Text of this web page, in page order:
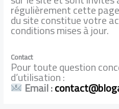
régulièrement cette
du site constitue votre
conditions mises à jour.
Contact
Pour toute question
d’utilisation :
Email :